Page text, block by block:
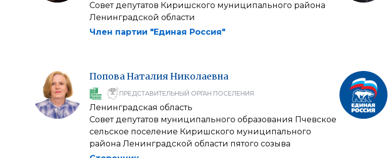
Совет депутатов Киришского муниципального района
Ленинградской области
Член партии "Единая Россия"
ПоповаНаталияНиколаевна
ПРЕДСТАВИТЕЛЬНЫЙ ОРГАН ПОСЕЛЕНИЯ
Ленинградская область
Совет депутатов муниципального образования Пчевское
сельское поселение Киришского муниципального
района Ленинградской области пятого созыва